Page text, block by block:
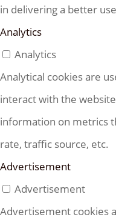
in delivering a better
Analytics
Analytics
Analytical cookies are
interact with the
information on metrics
rate, traffic source, etc.
Advertisement
Advertisement
Advertisement cookies